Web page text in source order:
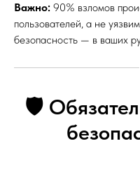
Важно: 90% взломов
пользователей, а не
безопасность — в ваших
🛡️